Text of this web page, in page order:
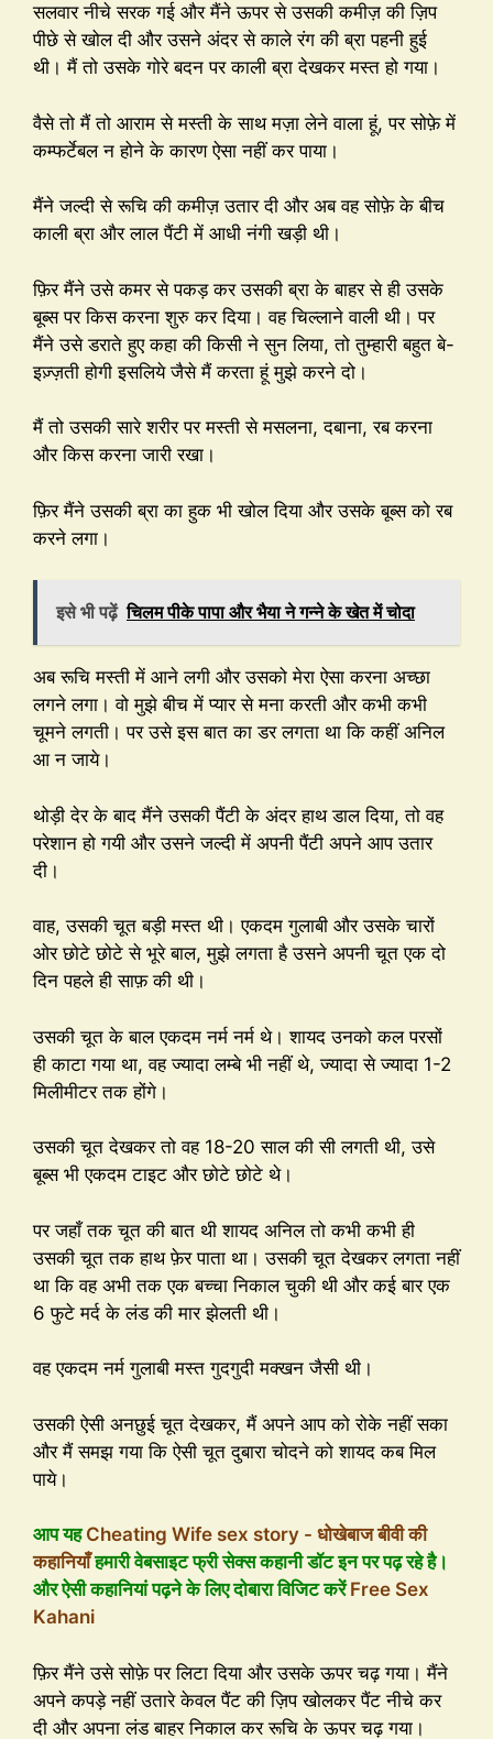
सलवार नीचे सरक गई और मैंने ऊपर से उसकी कमीज़ की ज़िप
पीछे से खोल दी और उसने अंदर से काले रंग की ब्रा पहनी हुई
थी। मैं तो उसके गोरे बदन पर काली ब्रा देखकर मस्त हो गया।
वैसे तो मैं तो आराम से मस्ती के साथ मज़ा लेने वाला हूं, पर सोफ़े में
कम्फर्टेबल न होने के कारण ऐसा नहीं कर पाया।
मैंने जल्दी से रूचि की कमीज़ उतार दी और अब वह सोफ़े के बीच
काली ब्रा और लाल पैंटी में आधी नंगी खड़ी थी।
फ़िर मैंने उसे कमर से पकड़ कर उसकी ब्रा के बाहर से ही उसके
बूब्स पर किस करना शुरु कर दिया। वह चिल्लाने वाली थी। पर
मैंने उसे डराते हुए कहा की किसी ने सुन लिया, तो तुम्हारी बहुत बे-
इज़्ज़ती होगी इसलिये जैसे मैं करता हूं मुझे करने दो।
मैं तो उसकी सारे शरीर पर मस्ती से मसलना, दबाना, रब करना
और किस करना जारी रखा।
फ़िर मैंने उसकी ब्रा का हुक भी खोल दिया और उसके बूब्स को रब
करने लगा।
इसे भी पढ़ें चिलम पीके पापा और भैया ने गन्ने के खेत में चोदा
अब रूचि मस्ती में आने लगी और उसको मेरा ऐसा करना अच्छा
लगने लगा। वो मुझे बीच में प्यार से मना करती और कभी कभी
चूमने लगती। पर उसे इस बात का डर लगता था कि कहीं अनिल
आ न जाये।
थोड़ी देर के बाद मैंने उसकी पैंटी के अंदर हाथ डाल दिया, तो वह
परेशान हो गयी और उसने जल्दी में अपनी पैंटी अपने आप उतार
दी।
वाह, उसकी चूत बड़ी मस्त थी। एकदम गुलाबी और उसके चारों
ओर छोटे छोटे से भूरे बाल, मुझे लगता है उसने अपनी चूत एक दो
दिन पहले ही साफ़ की थी।
उसकी चूत के बाल एकदम नर्म नर्म थे। शायद उनको कल परसों
ही काटा गया था, वह ज्यादा लम्बे भी नहीं थे, ज्यादा से ज्यादा 1-2
मिलीमीटर तक होंगे।
उसकी चूत देखकर तो वह 18-20 साल की सी लगती थी, उसे
बूब्स भी एकदम टाइट और छोटे छोटे थे।
पर जहाँ तक चूत की बात थी शायद अनिल तो कभी कभी ही
उसकी चूत तक हाथ फ़ेर पाता था। उसकी चूत देखकर लगता नहीं
था कि वह अभी तक एक बच्चा निकाल चुकी थी और कई बार एक
6 फुटे मर्द के लंड की मार झेलती थी।
वह एकदम नर्म गुलाबी मस्त गुदगुदी मक्खन जैसी थी।
उसकी ऐसी अनछुई चूत देखकर, मैं अपने आप को रोके नहीं सका
और मैं समझ गया कि ऐसी चूत दुबारा चोदने को शायद कब मिल
पाये।
आप यहCheating Wife sex story - धोखेबाज बीवी की
कहानियाँहमारी वेबसाइट फ्री सेक्स कहानी डॉट इन पर पढ़ रहे है।
और ऐसी कहानियां पढ़ने के लिए दोबारा विजिट करेंFree Sex
Kahani
फ़िर मैंने उसे सोफ़े पर लिटा दिया और उसके ऊपर चढ़ गया। मैंने
अपने कपड़े नहीं उतारे केवल पैंट की ज़िप खोलकर पैंट नीचे कर
दी और अपना लंड बाहर निकाल कर रूचि के ऊपर चढ़ गया।